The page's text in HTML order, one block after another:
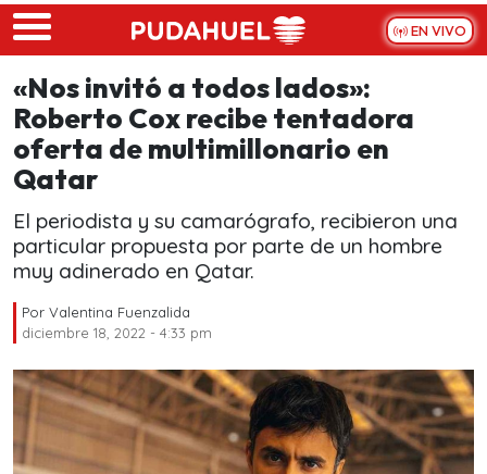
Skip to main content
EN VIVO
«Nos invitó a todos lados»:
Roberto Cox recibe tentadora
oferta de multimillonario en
Qatar
El periodista y su camarógrafo, recibieron una
particular propuesta por parte de un hombre
muy adinerado en Qatar.
Por Valentina Fuenzalida
diciembre 18, 2022 - 4:33 pm